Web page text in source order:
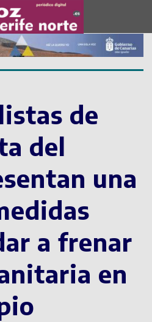
de
del
una
a frenar
en